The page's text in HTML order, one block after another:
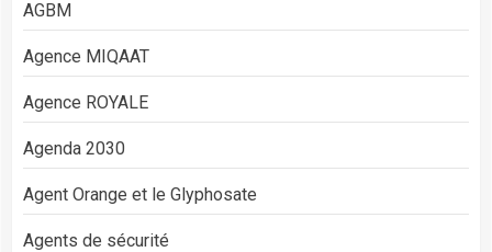
AGBM
Agence MIQAAT
Agence ROYALE
Agenda 2030
Agent Orange et le Glyphosate
Agents de sécurité